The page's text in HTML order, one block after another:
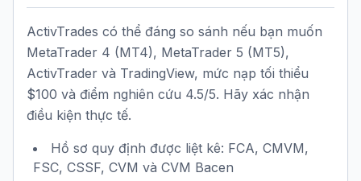
ActivTrades có thể đáng so sánh nếu bạn muốn
MetaTrader 4 (MT4), MetaTrader 5 (MT5),
ActivTrader và TradingView, mức nạp tối thiểu
$100 và điểm nghiên cứu 4.5/5. Hãy xác nhận
điều kiện thực tế.
Hồ sơ quy định được liệt kê: FCA, CMVM,
FSC, CSSF, CVM và CVM Bacen